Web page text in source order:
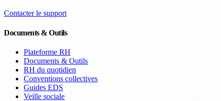
Contacter le support
Documents & Outils
Plateforme RH
Documents & Outils
RH du quotidien
Conventions collectives
Guides EDS
Veille sociale